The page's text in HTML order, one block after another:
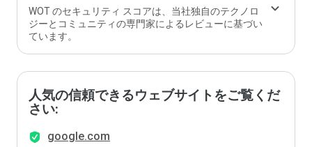
WOT のセキュリティ スコアは、当社独自のテクノロ
ジーとコミュニティの専門家によるレビューに基づい
ています。
人気の信頼できるウェブサイトをご覧くだ
さい:
google.com